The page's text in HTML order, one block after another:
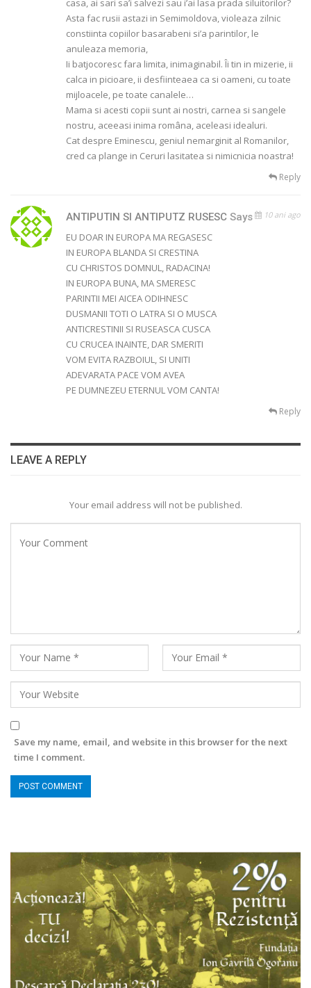
casa, ai sari sa’i salvezi sau i’ai lasa prada siluitorilor?
Asta fac rusii astazi in Semimoldova, violeaza zilnic
constiinta copiilor basarabeni si’a parintilor, le
anuleaza memoria,
Ii batjocoresc fara limita, inimaginabil. Îi tin in mizerie, ii
calca in picioare, ii desfiinteaea ca si oameni, cu toate
mijloacele, pe toate canalele…
Mama si acesti copii sunt ai nostri, carnea si sangele
nostru, aceeasi inima româna, aceleasi idealuri.
Cat despre Eminescu, geniul nemarginit al Romanilor,
cred ca plange in Ceruri lasitatea si nimicnicia noastra!
Reply
ANTIPUTIN SI ANTIPUTZ RUSESC Says 10 ani ago
EU DOAR IN EUROPA MA REGASESC
IN EUROPA BLANDA SI CRESTINA
CU CHRISTOS DOMNUL, RADACINA!
IN EUROPA BUNA, MA SMERESC
PARINTII MEI AICEA ODIHNESC
DUSMANII TOTI O LATRA SI O MUSCA
ANTICRESTINII SI RUSEASCA CUSCA
CU CRUCEA INAINTE, DAR SMERITI
VOM EVITA RAZBOIUL, SI UNITI
ADEVARATA PACE VOM AVEA
PE DUMNEZEU ETERNUL VOM CANTA!
Reply
LEAVE A REPLY
Your email address will not be published.
Save my name, email, and website in this browser for the next
time I comment.